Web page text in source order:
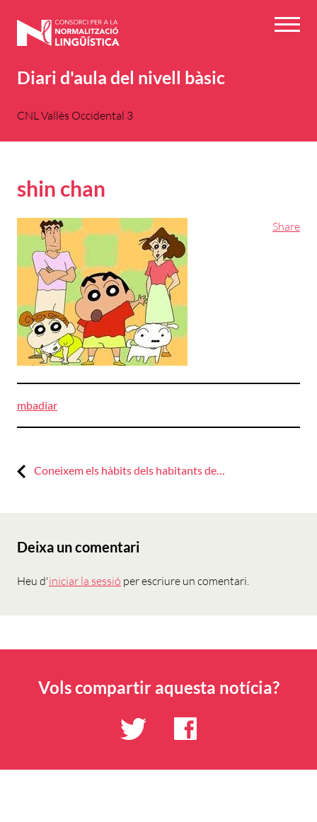
Diari d'aula del nivell bàsic
CNL Vallès Occidental 3
shin chan
Share
mbadiar
Navegació
Previous:
Coneixem els hàbits dels habitants de…
Deixa un comentari
Heu d'iniciar la sessió per escriure un comentari.
Vols compartir aquesta notícia?